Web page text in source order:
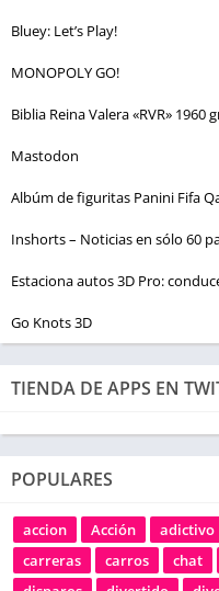
Bluey: Let’s Play!
MONOPOLY GO!
Biblia Reina Valera «RVR» 1960
Mastodon
Albúm de figuritas Panini Fifa
Inshorts – Noticias en sólo 60
Estaciona autos 3D Pro:
Go Knots 3D
TIENDA DE APPS EN
POPULARES
accion Acción adictivo
carreras
carros chat